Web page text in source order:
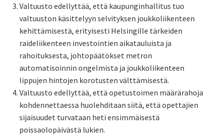
Valtuusto edellyttää, että kaupunginhallitus tuo
valtuuston käsittelyyn selvityksen joukkoliikenteen
kehittämisestä, erityisesti Helsingille tärkeiden
raideliikenteen investointien aikatauluista ja
rahoituksesta, johtopäätökset metron
automatisoinnin ongelmista ja joukkoliikenteen
lippujen hintojen korotusten välttämisestä.
Valtuusto edellyttää, että opetustoimen määrärahoja
kohdennettaessa huolehditaan siitä, että opettajien
sijaisuudet turvataan heti ensimmäisestä
poissaolopäivästä lukien.